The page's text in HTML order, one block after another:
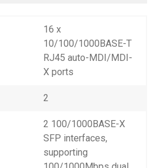
16 x
10/100/1000BASE-T
RJ45 auto-MDI/MDI-
X ports
2
2 100/1000BASE-X
SFP interfaces,
supporting